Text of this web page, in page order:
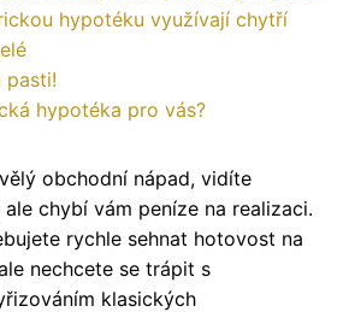
hypotéku využívají chytří
pasti!
hypotéka pro vás?
obchodní nápad, vidíte
chybí vám peníze na realizaci.
rychle sehnat hotovost na
nechcete se trápit s
klasických